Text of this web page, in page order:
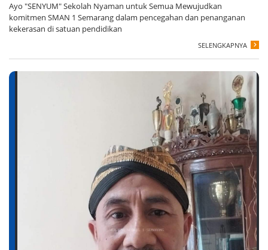
Ayo "SENYUM" Sekolah Nyaman untuk Semua Mewujudkan
komitmen SMAN 1 Semarang dalam pencegahan dan penanganan
kekerasan di satuan pendidikan
SELENGKAPNYA